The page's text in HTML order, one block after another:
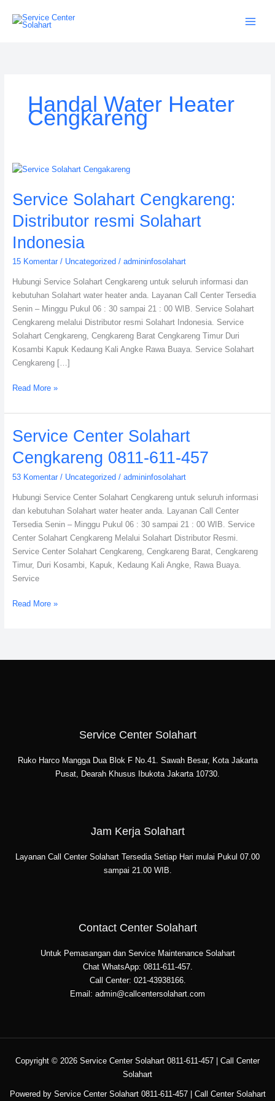
Handal Water Heater
Cengkareng
Service Solahart Cengkareng:
Distributor resmi Solahart
Indonesia
15 Komentar / Uncategorized / admininfosolahart
Hubungi Service Solahart Cengkareng untuk seluruh informasi dan
kebutuhan Solahart water heater anda. Layanan Call Center Tersedia
Senin – Minggu Pukul 06 : 30 sampai 21 : 00 WIB. Service Solahart
Cengkareng melalui Distributor resmi Solahart Indonesia. Service
Solahart Cengkareng, Cengkareng Barat Cengkareng Timur Duri
Kosambi Kapuk Kedaung Kali Angke Rawa Buaya. Service Solahart
Cengkareng […]
Service
Cengkareng:
resmi
Solahart
Indonesia
Read More »
Service Center Solahart
Cengkareng 0811-611-457
53 Komentar / Uncategorized / admininfosolahart
Hubungi Service Center Solahart Cengkareng untuk seluruh informasi
dan kebutuhan Solahart water heater anda. Layanan Call Center
Tersedia Senin – Minggu Pukul 06 : 30 sampai 21 : 00 WIB. Service
Center Solahart Cengkareng Melalui Solahart Distributor Resmi.
Service Center Solahart Cengkareng, Cengkareng Barat, Cengkareng
Timur, Duri Kosambi, Kapuk, Kedaung Kali Angke, Rawa Buaya.
Service
Service
Center
Solahart
Cengkareng
611-
457
Read More »
Service Center Solahart
Ruko Harco Mangga Dua Blok F No.41. Sawah Besar, Kota Jakarta
Pusat, Dearah Khusus Ibukota Jakarta 10730.
Jam Kerja Solahart
Layanan Call Center Solahart Tersedia Setiap Hari mulai Pukul 07.00
sampai 21.00 WIB.
Contact Center Solahart
Untuk Pemasangan dan Service Maintenance Solahart
Chat WhatsApp: 0811-611-457.
Call Center: 021-43938166.
Email: admin@callcentersolahart.com
Copyright © 2026 Service Center Solahart 0811-611-457 | Call Center
Solahart
Powered by Service Center Solahart 0811-611-457 | Call Center Solahart